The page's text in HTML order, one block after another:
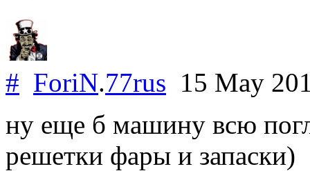
# ForiN.77rus 15 May
ну еще б машину всю
решетки фары и запаски)